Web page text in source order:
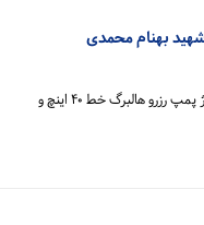
آبرسانی شهید بهنام محمدی
مدیر امور آبرسانی مسجدسلیمان در شرکت آب جنوب شرق از مونتاژ پمپ رزرو هالبرگ خط ۴۰ اینچ و